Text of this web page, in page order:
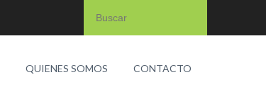
QUIENES SOMOS CONTACTO